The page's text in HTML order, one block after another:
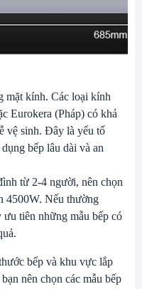
mặt kính. Các loại kính
Eurokera (Pháp) có khả
vệ sinh. Đây là yếu tố
bếp lâu dài và an
từ 2-4 người, nên chọn
4500W. Nếu thường
tiên những mẫu bếp có
bếp và khu vực lắp
nên chọn các mẫu bếp